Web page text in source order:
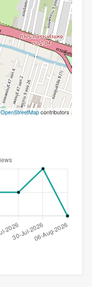
OpenStreetMapcontributors